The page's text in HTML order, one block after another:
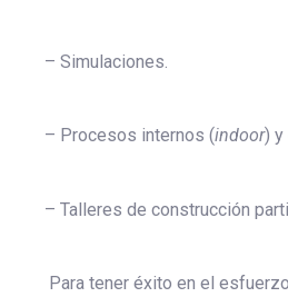
– Simulaciones.
– Procesos internos (indoor) y
– Talleres de construcción
Para tener éxito en el